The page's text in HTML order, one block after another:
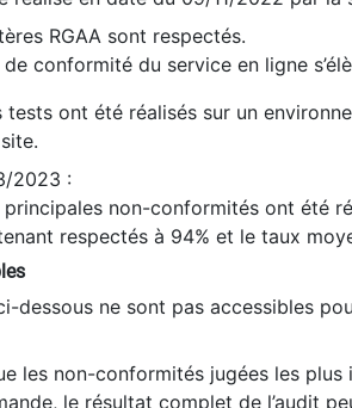
RGAA sont respectés.
conformité du service en ligne
tests ont été réalisés sur un
2023 :
non-conformités ont été
respectés à 94% et le taux
dessous ne sont pas accessibles
les non-conformités jugées les
le résultat complet de l’audit